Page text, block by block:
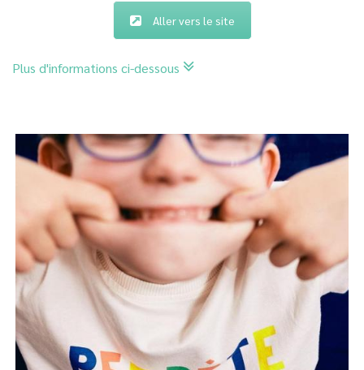
Aller vers le site
Plus d'informations ci-dessous